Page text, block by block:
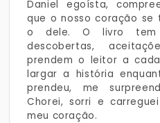
Daniel egoísta,
que o nosso coração se
o dele. O livro tem
descobertas,
prendem o leitor a
largar a história
prendeu, me
Chorei, sorri e
meu coração.